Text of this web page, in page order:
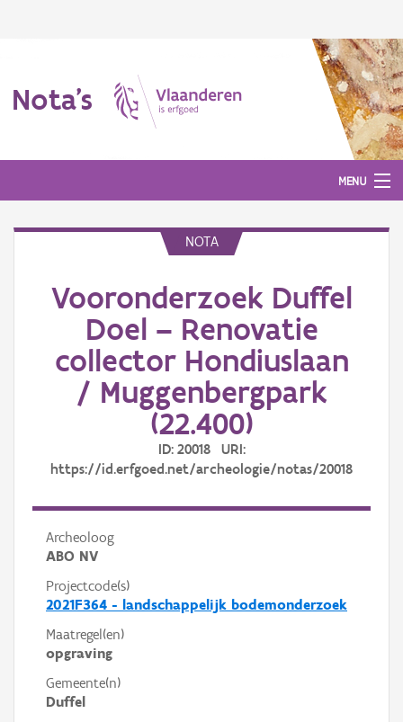
Nota's
MENU
Aanmelden
NOTA
Vooronderzoek Duffel
Doel – Renovatie
collector Hondiuslaan
/ Muggenbergpark
(22.400)
ID: 20018 URI:
https://id.erfgoed.net/archeologie/notas/20018
Archeoloog
ABO NV
Projectcode(s)
2021F364 - landschappelijk bodemonderzoek
Maatregel(en)
opgraving
Gemeente(n)
Duffel